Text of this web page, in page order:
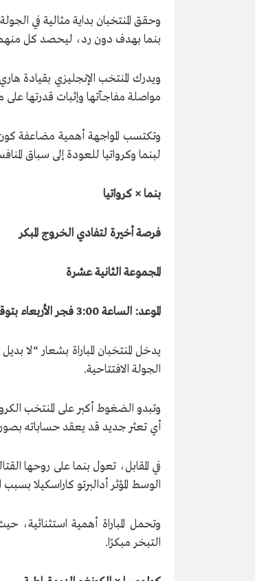
بنما بهدف دون رد، ليحصد كل
مواصلة مفاجآتها وإثبات قدرتها
وتكتسب المواجهة أهمية مضاعفة
لبنما وكرواتيا للعودة إلى سباق
بنما × كرواتيا
فرصة أخيرة لتفادي الخروج المبكر
المجموعة الثانية عشرة
الموعد: الساعة 3:00 فجر الأربعاء بتوقيت مسقط
يدخل المنتخبان المباراة بشعار “لا
الجولة الافتتاحية.
وتبدو الضغوط أكبر على المنتخب
أي تعثر جديد قد يعقد حساباته
في المقابل، تعول بنما على روحها
الوسط المؤثر أدالبرتو كاراسكيلا بسبب
وتحمل المباراة أهمية
التبخر مبكرًا.